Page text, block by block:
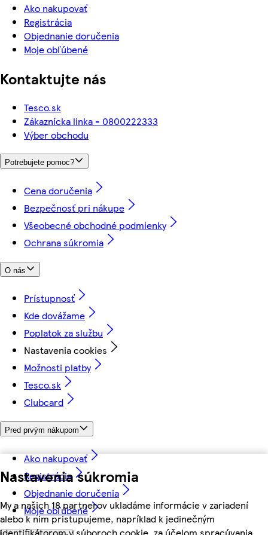
Nastavenia súkromia
My a našich 18 partnerov ukladáme informácie v zariadení
alebo k nim pristupujeme, napríklad k jedinečným
identifikátorom v súboroch cookie, za účelom spracúvania
Ako nakupovať
Registrácia
Objednanie doručenia
Moje obľúbené
Kontaktujte nás
Tesco.sk
Zákaznícka linka - 0800222333
Výber obchodu
Potrebujete pomoc?
Cena doručenia
Bezpečnosť pri nákupe
Všeobecné obchodné podmienky
Ochrana súkromia
O nás
Prístupnosť
Kde dovážame
Poplatok za službu
Nastavenia cookies
Možnosti platby
Tesco.sk
Clubcard
Pred prvým nákupom
Ako nakupovať
Registrácia
Objednanie doručenia
Moje obľúbené